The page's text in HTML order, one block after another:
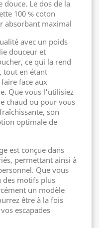
douce. Le dos de la
100 % coton
absorbant maximal
avec un poids
douceur et
ce qui la rend
tout en étant
face aux
Que vous l'utilisiez
chaud ou pour vous
son
optimale de
est conçue dans
permettant ainsi à
Que vous
des motifs plus
un modèle
être à la fois
escapades